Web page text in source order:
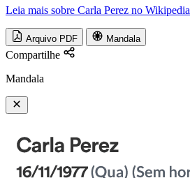
Leia mais sobre Carla Perez no Wikipedia
Arquivo PDF Mandala
Compartilhe
Mandala